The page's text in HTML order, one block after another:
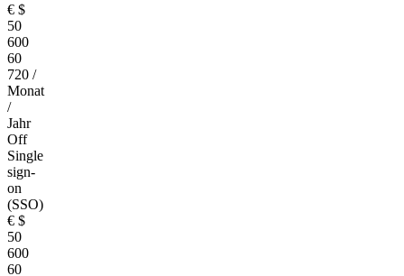
€ $
50
600
60
720 /
Monat
/
Jahr
Off
Single
sign-
on
(SSO)
€ $
50
600
60